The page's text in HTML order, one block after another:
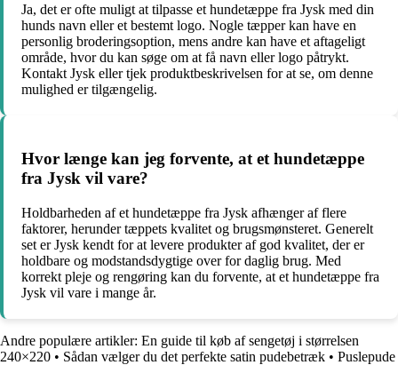
Ja, det er ofte muligt at tilpasse et hundetæppe fra Jysk med din
hunds navn eller et bestemt logo. Nogle tæpper kan have en
personlig broderingsoption, mens andre kan have et aftageligt
område, hvor du kan søge om at få navn eller logo påtrykt.
Kontakt Jysk eller tjek produktbeskrivelsen for at se, om denne
mulighed er tilgængelig.
Hvor længe kan jeg forvente, at et hundetæppe
fra Jysk vil vare?
Holdbarheden af et hundetæppe fra Jysk afhænger af flere
faktorer, herunder tæppets kvalitet og brugsmønsteret. Generelt
set er Jysk kendt for at levere produkter af god kvalitet, der er
holdbare og modstandsdygtige over for daglig brug. Med
korrekt pleje og rengøring kan du forvente, at et hundetæppe fra
Jysk vil vare i mange år.
Andre populære artikler: En guide til køb af sengetøj i størrelsen
240×220 • Sådan vælger du det perfekte satin pudebetræk • Puslepude